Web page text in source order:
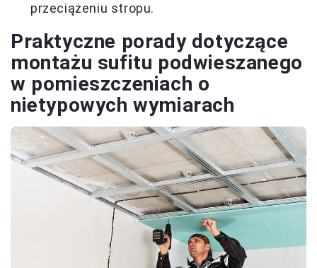
przeciążeniu stropu.
Praktyczne porady dotyczące
montażu sufitu podwieszanego
w pomieszczeniach o
nietypowych wymiarach